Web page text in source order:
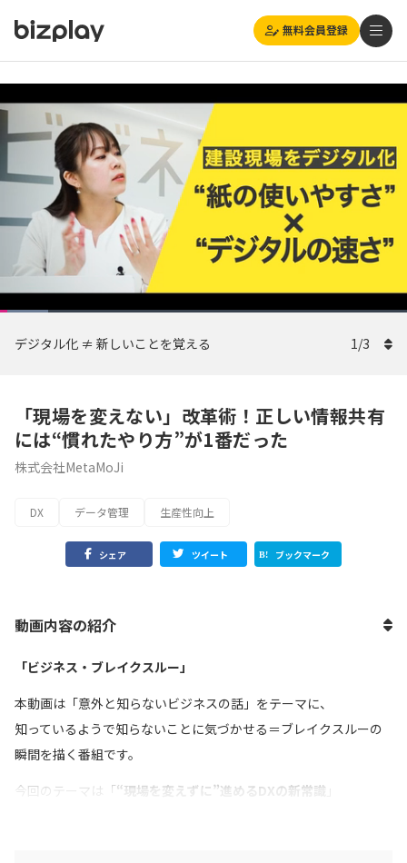
無料会員登録
Loaded:
デジタル化 ≠ 新しいことを覚える 1/3
「現場を変えない」改革術！正しい情報共有
には“慣れたやり方”が1番だった
株式会社MetaMoJi
DX データ管理 生産性向上
シェア ツイート ブックマーク
動画内容の紹介
「ビジネス・ブレイクスルー」
本動画は「意外と知らないビジネスの話」をテーマに、
知っているようで知らないことに気づかせる＝ブレイクスルーの
瞬間を描く番組です。
今回のテーマは「“現場を変えずに”進めるDXの新常識 」